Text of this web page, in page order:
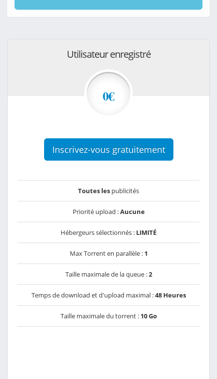
Utilisateur enregistré
0€
Inscrivez-vous gratuitement
Toutes les publicités
Priorité upload :Aucune
Hébergeurs sélectionnés : LIMITÉ
Max Torrent en parallèle : 1
Taille maximale de la queue :2
Temps de download et d'upload maximal :48 Heures
Taille maximale du torrent : 10 Go